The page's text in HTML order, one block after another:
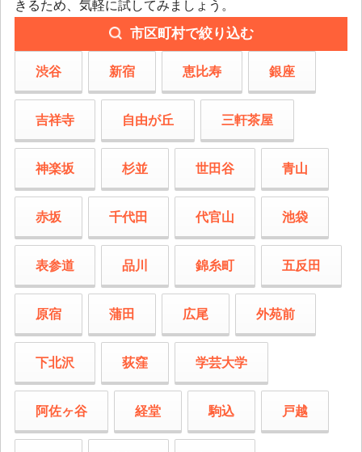
きるため、気軽に試してみましょう。
市区町村で絞り込む
渋谷 新宿 恵比寿 銀座
吉祥寺 自由が丘 三軒茶屋
神楽坂 杉並 世田谷 青山
赤坂 千代田 代官山 池袋
表参道 品川 錦糸町 五反田
原宿 蒲田 広尾 外苑前
下北沢 荻窪 学芸大学
阿佐ヶ谷 経堂 駒込 戸越